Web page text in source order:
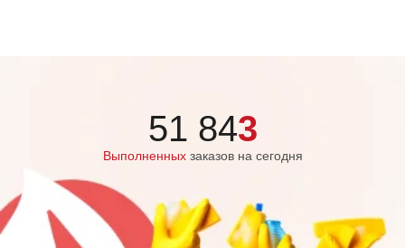
51 843
Выполненныхзаказов на сегодня